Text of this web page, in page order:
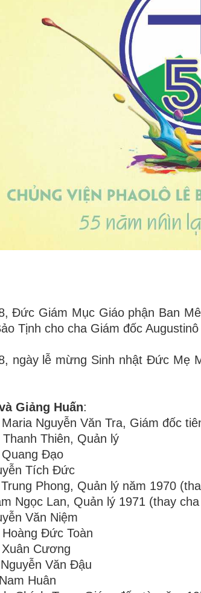
Đức Giám Mục Giáo phận Ban
Tịnh cho cha Giám đốc
ngày lễ mừng Sinh nhật Ðức Mẹ
Giảng Huấn:
Nguyễn Văn Tra, Giám đốc
Thiên, Quản lý
Đạo
Tích Đức
Phong, Quản lý năm 1970
Ngọc Lan, Quản lý 1971 (thay
Văn Niệm
Hoàng Đức Toàn
Cương
Văn Đậu
Huân